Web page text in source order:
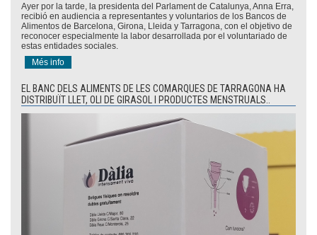
Ayer por la tarde, la presidenta del Parlament de Catalunya, Anna Erra,
recibió en audiencia a representantes y voluntarios de los Bancos de
Alimentos de Barcelona, Girona, Lleida y Tarragona, con el objetivo de
reconocer especialmente la labor desarrollada por el voluntariado de
estas entidades sociales.
Més info
EL BANC DELS ALIMENTS DE LES COMARQUES DE TARRAGONA HA
DISTRIBUÏT LLET, OLI DE GIRASOL I PRODUCTES MENSTRUALS..